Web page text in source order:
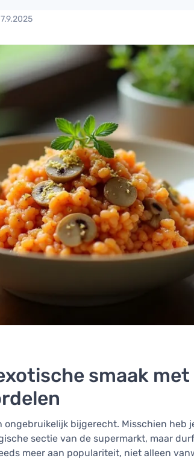
smaak met
bijgerecht. Misschien heb
sectie van de supermarkt, maar
meer aan populariteit, niet alleen